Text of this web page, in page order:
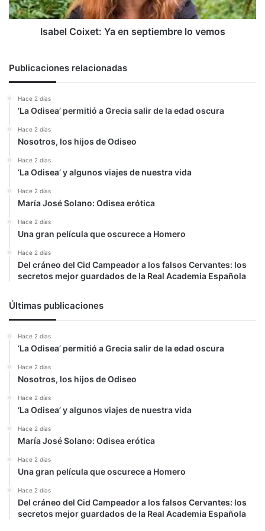
Isabel Coixet: Ya en septiembre lo vemos
Publicaciones relacionadas
Hace 2 días
‘La Odisea’ permitió a Grecia salir de la edad oscura
Hace 2 días
Nosotros, los hijos de Odiseo
Hace 2 días
‘La Odisea’ y algunos viajes de nuestra vida
Hace 2 días
María José Solano: Odisea erótica
Hace 2 días
Una gran película que oscurece a Homero
Hace 2 días
Del cráneo del Cid Campeador a los falsos Cervantes: los
secretos mejor guardados de la Real Academia Española
Últimas publicaciones
Hace 2 días
‘La Odisea’ permitió a Grecia salir de la edad oscura
Hace 2 días
Nosotros, los hijos de Odiseo
Hace 2 días
‘La Odisea’ y algunos viajes de nuestra vida
Hace 2 días
María José Solano: Odisea erótica
Hace 2 días
Una gran película que oscurece a Homero
Hace 2 días
Del cráneo del Cid Campeador a los falsos Cervantes: los
secretos mejor guardados de la Real Academia Española